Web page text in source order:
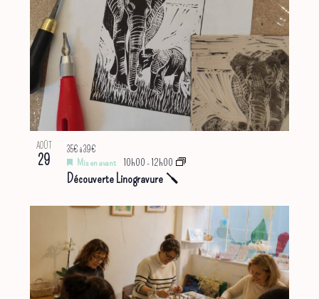
AOÛT
29
Découverte Linogravure 🪛
Mis en avant 10h00 -12h00
35€ à 39€